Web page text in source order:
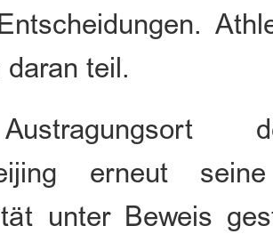
daran teil.
erneut seine
unter Beweis